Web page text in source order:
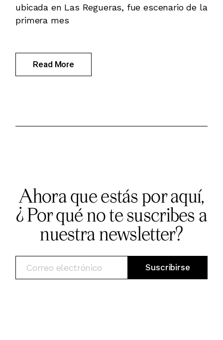
ubicada en Las Regueras, fue escenario de la
primera mes
Read More
Ahora que estás por aquí,
¿ Por qué no te suscribes a
nuestra newsletter?